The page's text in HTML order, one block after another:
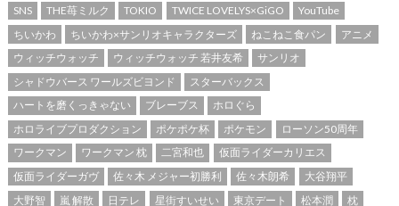
SNS THE苺ミルク TOKIO TWICE LOVELYS×GiGO
YouTube
ちいかわ
ちいかわ×サンリオキャラクターズ ねこねこ食パン
アニメ
ウィッチウォッチ
ウィッチウォッチ 若井友希
サンリオ
シャドウバース ワールズビヨンド
スターバックス
ハートを磨くっきゃない
ブレーブス
ホロぐら
ホロライブプロダクション
ポケポケ杯 ポケモン
ローソン50周年
ワークマン
ワークマン 枕 二宮和也
仮面ライダーカリエス
仮面ライダーガヴ
佐々木 メジャー初勝利 佐々木朗希
大谷翔平
大野智
嵐 解散 日テレ 星街すいせい 東京デート 松本潤
枕